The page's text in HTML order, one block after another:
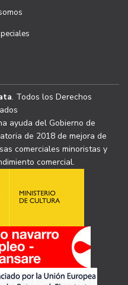
. Todos los Derechos
ayuda del Gobierno de
de 2018 de mejora de
comerciales minoristas y
comercial.